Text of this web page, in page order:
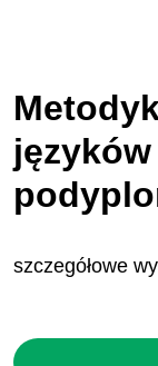
szczegółowe